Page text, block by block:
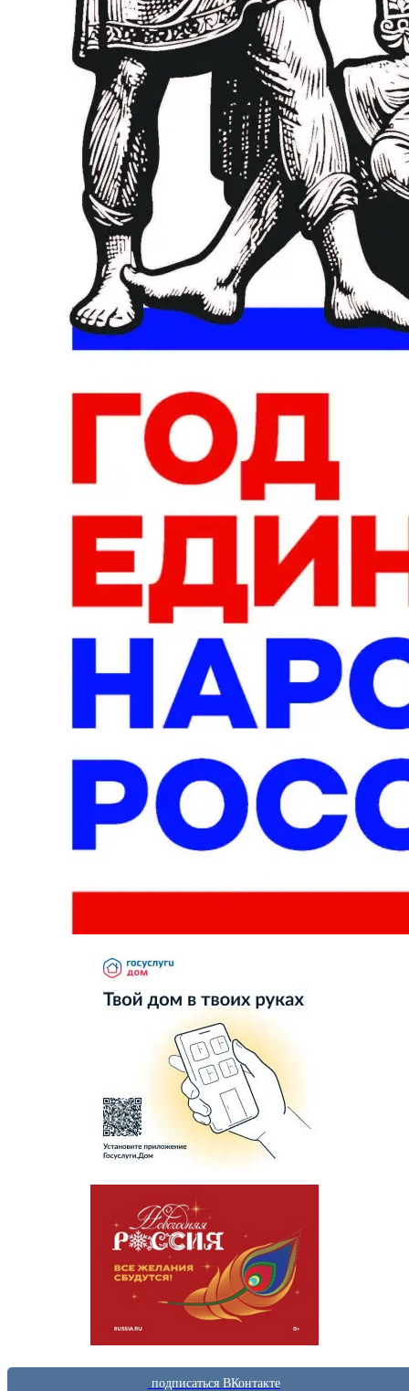
подписаться ВКонтакте